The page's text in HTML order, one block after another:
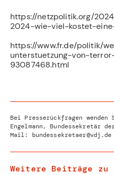
https://netzpolitik.org/
2024-wie-viel-kostet-
https://www.fr.de/politik/
unterstuetzung-von-
93087468.html
Bei Presserückfragen
Engelmann, Bundessekretär
Mail: bundessekretaer@vdj.de
Weitere Beiträge zu